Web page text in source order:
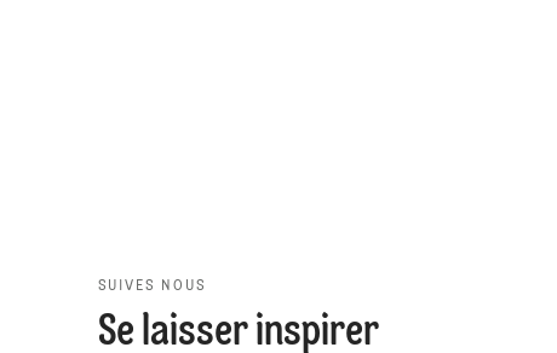
SUIVES NOUS
Se laisser inspirer